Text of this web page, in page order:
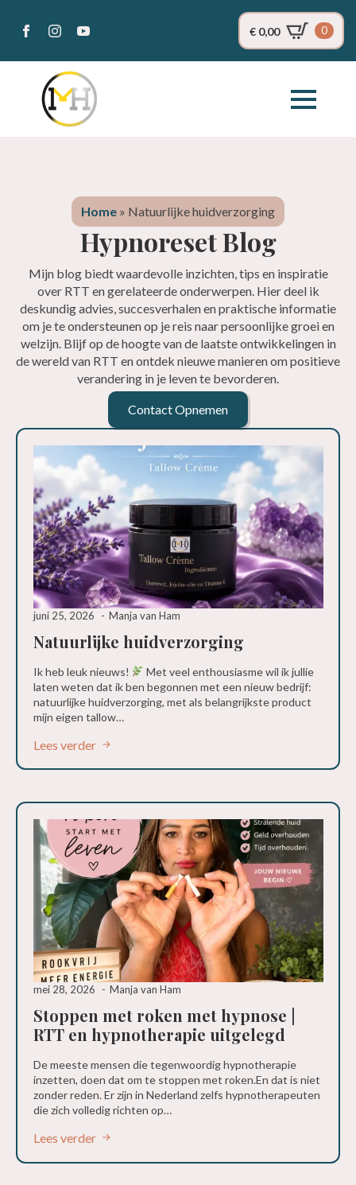
€0,00 0
Home » Natuurlijke huidverzorging
Hypnoreset Blog
Mijn blog biedt waardevolle inzichten, tips en inspiratie
over RTT en gerelateerde onderwerpen. Hier deel ik
deskundig advies, succesverhalen en praktische informatie
om je te ondersteunen op je reis naar persoonlijke groei en
welzijn. Blijf op de hoogte van de laatste ontwikkelingen in
de wereld van RTT en ontdek nieuwe manieren om positieve
verandering in je leven te bevorderen.
Contact Opnemen
Natuurlijke huidverzorging
juni 25, 2026 Manja van Ham
Ik heb leuk nieuws!
Met veel enthousiasme wil ik jullie
laten weten dat ik ben begonnen met een nieuw bedrijf:
natuurlijke huidverzorging, met als belangrijkste product
mijn eigen tallow…
Lees verder
Stoppen met roken met hypnose |
RTT en hypnotherapie uitgelegd
mei 28, 2026 Manja van Ham
De meeste mensen die tegenwoordig hypnotherapie
inzetten, doen dat om te stoppen met roken.En dat is niet
zonder reden. Er zijn in Nederland zelfs hypnotherapeuten
die zich volledig richten op…
Lees verder